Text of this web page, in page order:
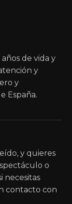
de vida y
y
y
España.
y quieres
o
necesitas
contacto con